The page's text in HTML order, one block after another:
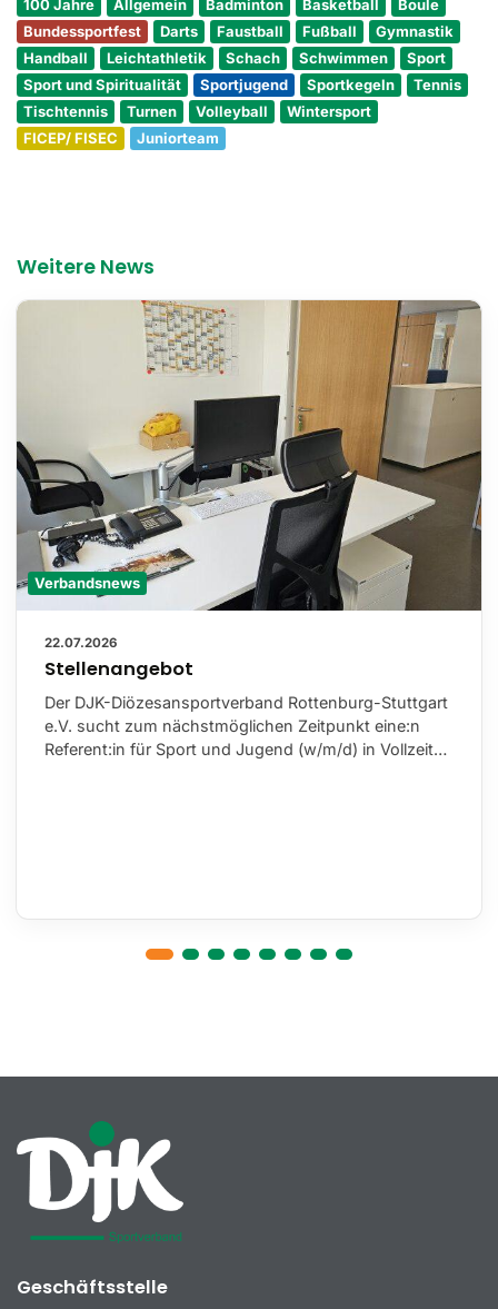
100 Jahre Allgemein Badminton Basketball
Boule
Bundessportfest
Darts Faustball Fußball
Gymnastik
Handball
Leichtathletik Schach Schwimmen
Sport
Sport und Spiritualität
Sportjugend Sportkegeln
Tennis
Tischtennis
Turnen Volleyball
Wintersport
FICEP/ FISEC
Juniorteam
Weitere News
Verbandsnews
22.07.2026
Stellenangebot
Der DJK-Diözesansportverband Rottenburg-Stuttgart
e.V. sucht zum nächstmöglichen Zeitpunkt eine:n
Referent:in für Sport und Jugend (w/m/d) in Vollzeit…
Geschäftsstelle